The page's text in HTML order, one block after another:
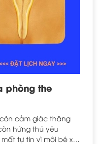
phòng the
cảm giác thăng
hứng thú yêu
tự tin vì môi bé xòe